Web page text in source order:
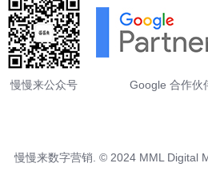
慢慢来公众号 Google 合作伙
慢慢来数字营销. © 2024 MML Digital